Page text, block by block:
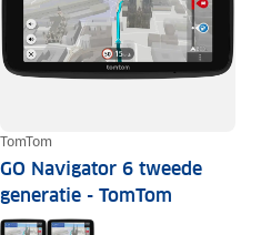
TomTom
GO Navigator 6 tweede
generatie - TomTom